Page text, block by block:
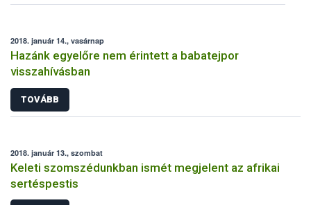
2018. január 14., vasárnap
Hazánk egyelőre nem érintett a babatejpor
visszahívásban
TOVÁBB
2018. január 13., szombat
Keleti szomszédunkban ismét megjelent az afrikai
sertéspestis